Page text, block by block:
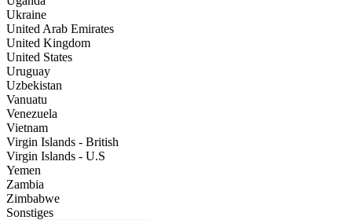
Ukraine
United Arab Emirates
United Kingdom
United States
Uruguay
Uzbekistan
Vanuatu
Venezuela
Vietnam
Virgin Islands - British
Virgin Islands - U.S
Yemen
Zambia
Zimbabwe
Sonstiges